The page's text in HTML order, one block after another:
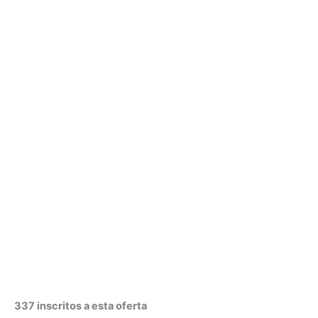
337 inscritos a esta oferta